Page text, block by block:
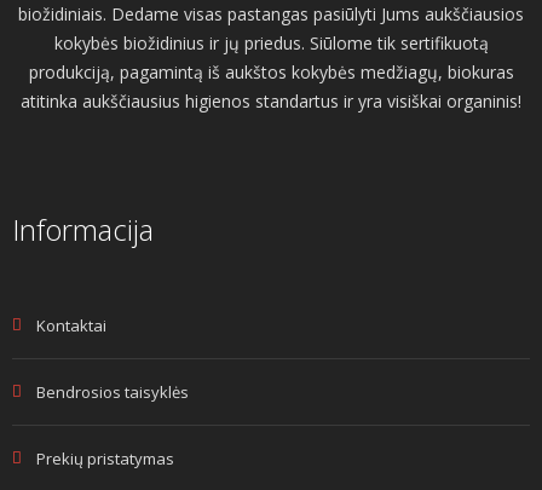
biožidiniais. Dedame visas pastangas pasiūlyti Jums aukščiausios
kokybės biožidinius ir jų priedus. Siūlome tik sertifikuotą
produkciją, pagamintą iš aukštos kokybės medžiagų, biokuras
atitinka aukščiausius higienos standartus ir yra visiškai organinis!
Informacija
Kontaktai
Bendrosios taisyklės
Prekių pristatymas